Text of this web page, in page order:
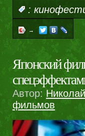
:
→
Японский
Автор:
фильмов